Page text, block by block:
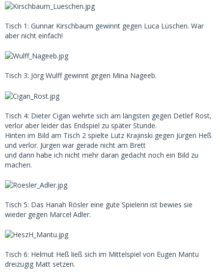
Tisch 1: Gunnar Kirschbaum gewinnt gegen Luca Lüschen. War
aber nicht einfach!
Tisch 3: Jörg Wulff gewinnt gegen Mina Nageeb.
Tisch 4: Dieter Cigan wehrte sich am längsten gegen Detlef Rost,
verlor aber leider das Endspiel zu später Stunde.
Hinten im Bild am Tisch 2 spielte Lutz Krajinski gegen Jürgen Heß
und verlor. Jürgen war gerade nicht am Brett
und dann habe ich nicht mehr daran gedacht noch ein Bild zu
machen.
Tisch 5: Das Hanah Rösler eine gute Spielerin ist bewies sie
wieder gegen Marcel Adler.
Tisch 6: Helmut Heß ließ sich im Mittelspiel von Eugen Mantu
dreizügig Matt setzen.